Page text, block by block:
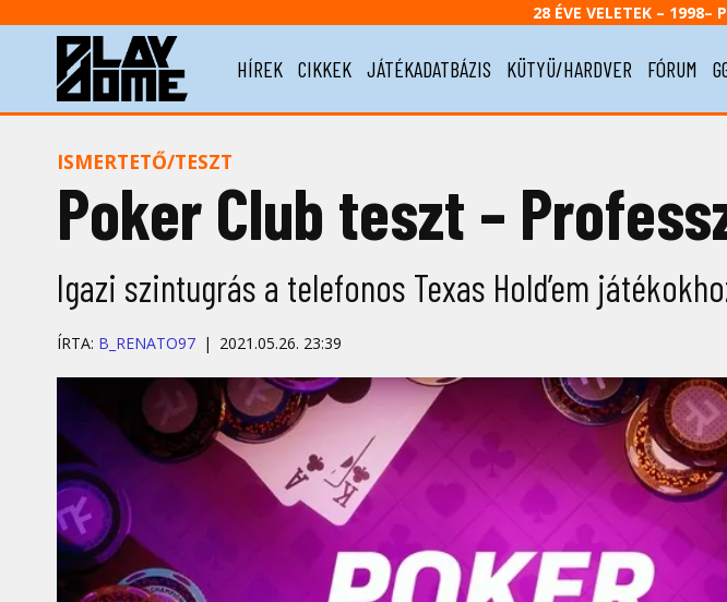
28 ÉVE VELETEK – 1998–
HÍREK CIKKEK JÁTÉKADATBÁZIS KÜTYÜ/HARDVER FÓRUM
ISMERTETŐ/TESZT
Poker Club teszt –
Igazi szintugrás a telefonos Texas Hold’em
ÍRTA: B_RENATO97 2021.05.26. 23:39